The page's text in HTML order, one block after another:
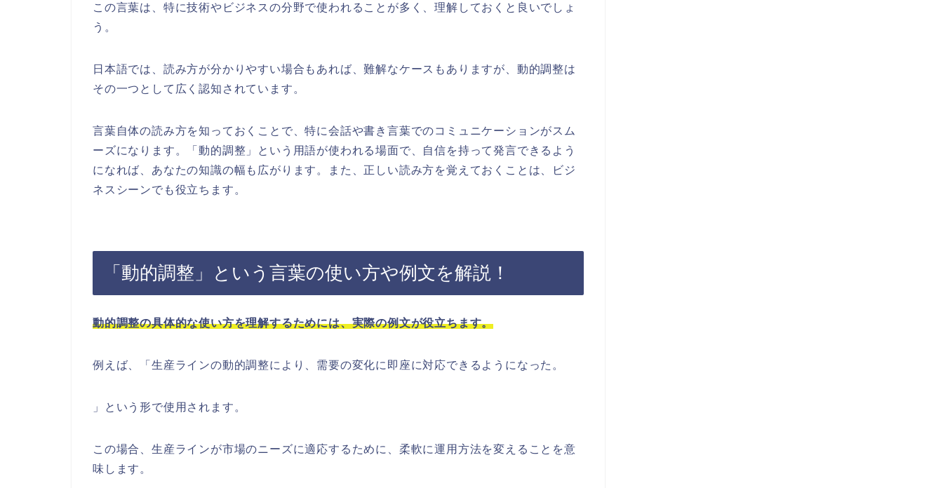
この言葉は、特に技術やビジネスの分野で使われることが多く、理解しておくと良いでしょ
う。
日本語では、読み方が分かりやすい場合もあれば、難解なケースもありますが、動的調整は
その一つとして広く認知されています。
言葉自体の読み方を知っておくことで、特に会話や書き言葉でのコミュニケーションがスム
ーズになります。「動的調整」という用語が使われる場面で、自信を持って発言できるよう
になれば、あなたの知識の幅も広がります。また、正しい読み方を覚えておくことは、ビジ
ネスシーンでも役立ちます。
「動的調整」という言葉の使い方や例文を解説！
動的調整の具体的な使い方を理解するためには、実際の例文が役立ちます。
例えば、「生産ラインの動的調整により、需要の変化に即座に対応できるようになった。
」という形で使用されます。
この場合、生産ラインが市場のニーズに適応するために、柔軟に運用方法を変えることを意
味します。